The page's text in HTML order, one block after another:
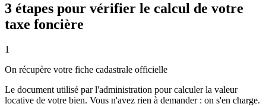
3 étapes pour vérifier le calcul de votre
taxe foncière
1
On récupère votre fiche cadastrale officielle
Le document utilisé par l'administration pour calculer la valeur
locative de votre bien. Vous n'avez rien à demander : on s'en charge.